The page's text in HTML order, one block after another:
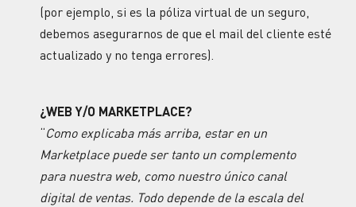
(por ejemplo, si es la póliza virtual de un seguro,
debemos asegurarnos de que el mail del cliente esté
actualizado y no tenga errores).
¿WEB Y/O MARKETPLACE?
“Como explicaba más arriba, estar en un
Marketplace puede ser tanto un complemento
para nuestra web, como nuestro único canal
digital de ventas. Todo depende de la escala del